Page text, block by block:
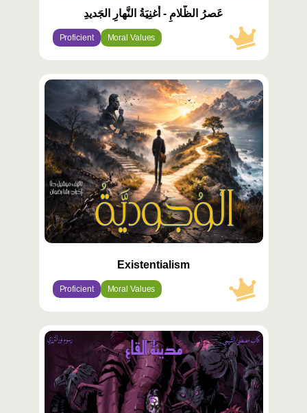
عَصرُ الظَّلامِ - أُغنِيَةُ النَّهارِ الجَديدِ
Proficient Moral Values
محتوى
Existentialism
Proficient Moral Values
محتوى
مميّز